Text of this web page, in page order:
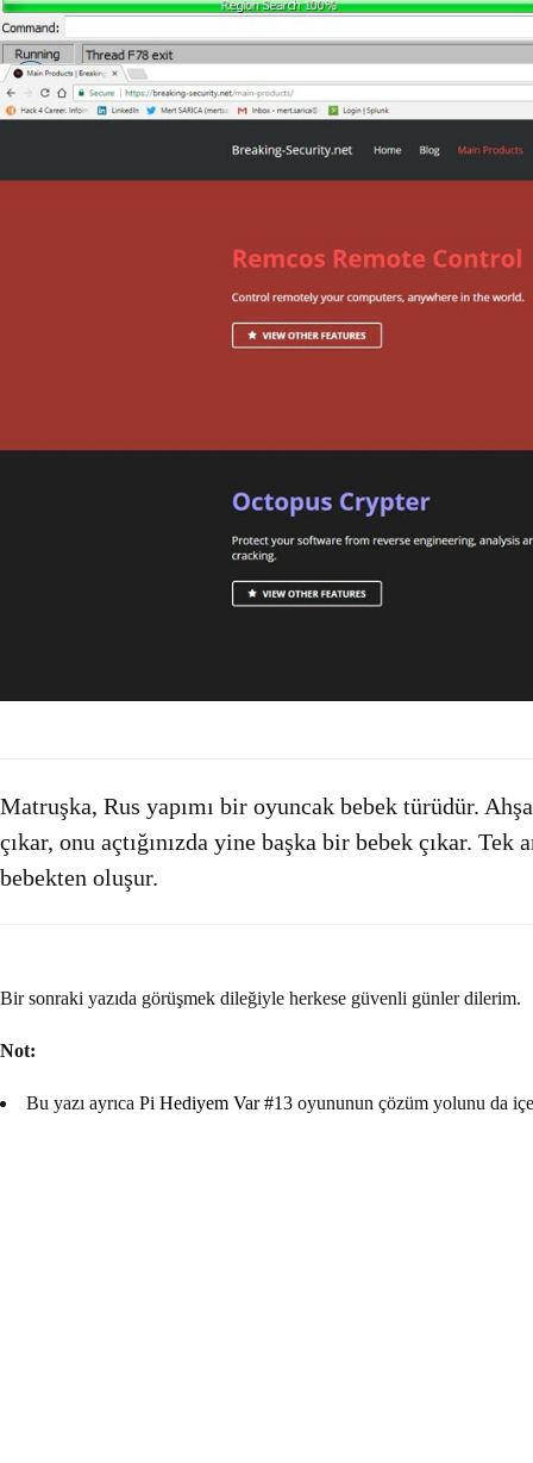
Matruşka, Rus yapımı bir oyuncak bebek türüdür.
çıkar, onu açtığınızda yine başka bir bebek çıkar.
bebekten oluşur.
Bir sonraki yazıda görüşmek dileğiyle herkese güvenli günler dilerim.
Not:
Bu yazı ayrıca Pi Hediyem Var #13 oyununun çözüm yolunu da